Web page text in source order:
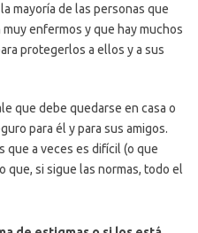
mayoría de las personas que
enfermos y que hay muchos
protegerlos a ellos y a sus
que debe quedarse en casa o
para él y para sus amigos.
que a veces es difícil (o que
que, si sigue las normas, todo el